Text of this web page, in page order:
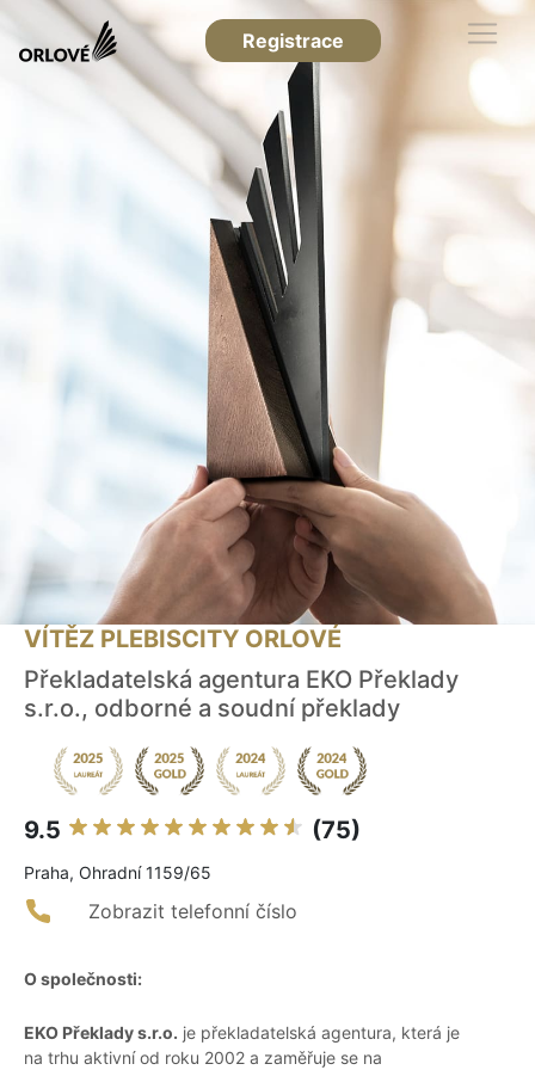
Registrace
VÍTĚZ PLEBISCITY ORLOVÉ
Překladatelská agentura EKO Překlady
s.r.o., odborné a soudní překlady
9.5 (75)
Praha, Ohradní 1159/65
Zobrazit telefonní číslo
O společnosti:
EKO Překlady s.r.o. je překladatelská agentura, která je
na trhu aktivní od roku 2002 a zaměřuje se na